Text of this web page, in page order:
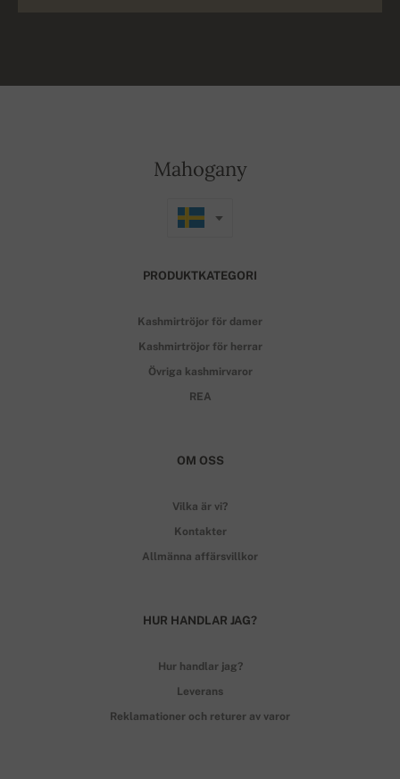
Mahogany
PRODUKTKATEGORI
Kashmirtröjor för damer
Kashmirtröjor för herrar
Övriga kashmirvaror
REA
OM OSS
Vilka är vi?
Kontakter
Allmänna affärsvillkor
HUR HANDLAR JAG?
Hur handlar jag?
Leverans
Reklamationer och returer av varor